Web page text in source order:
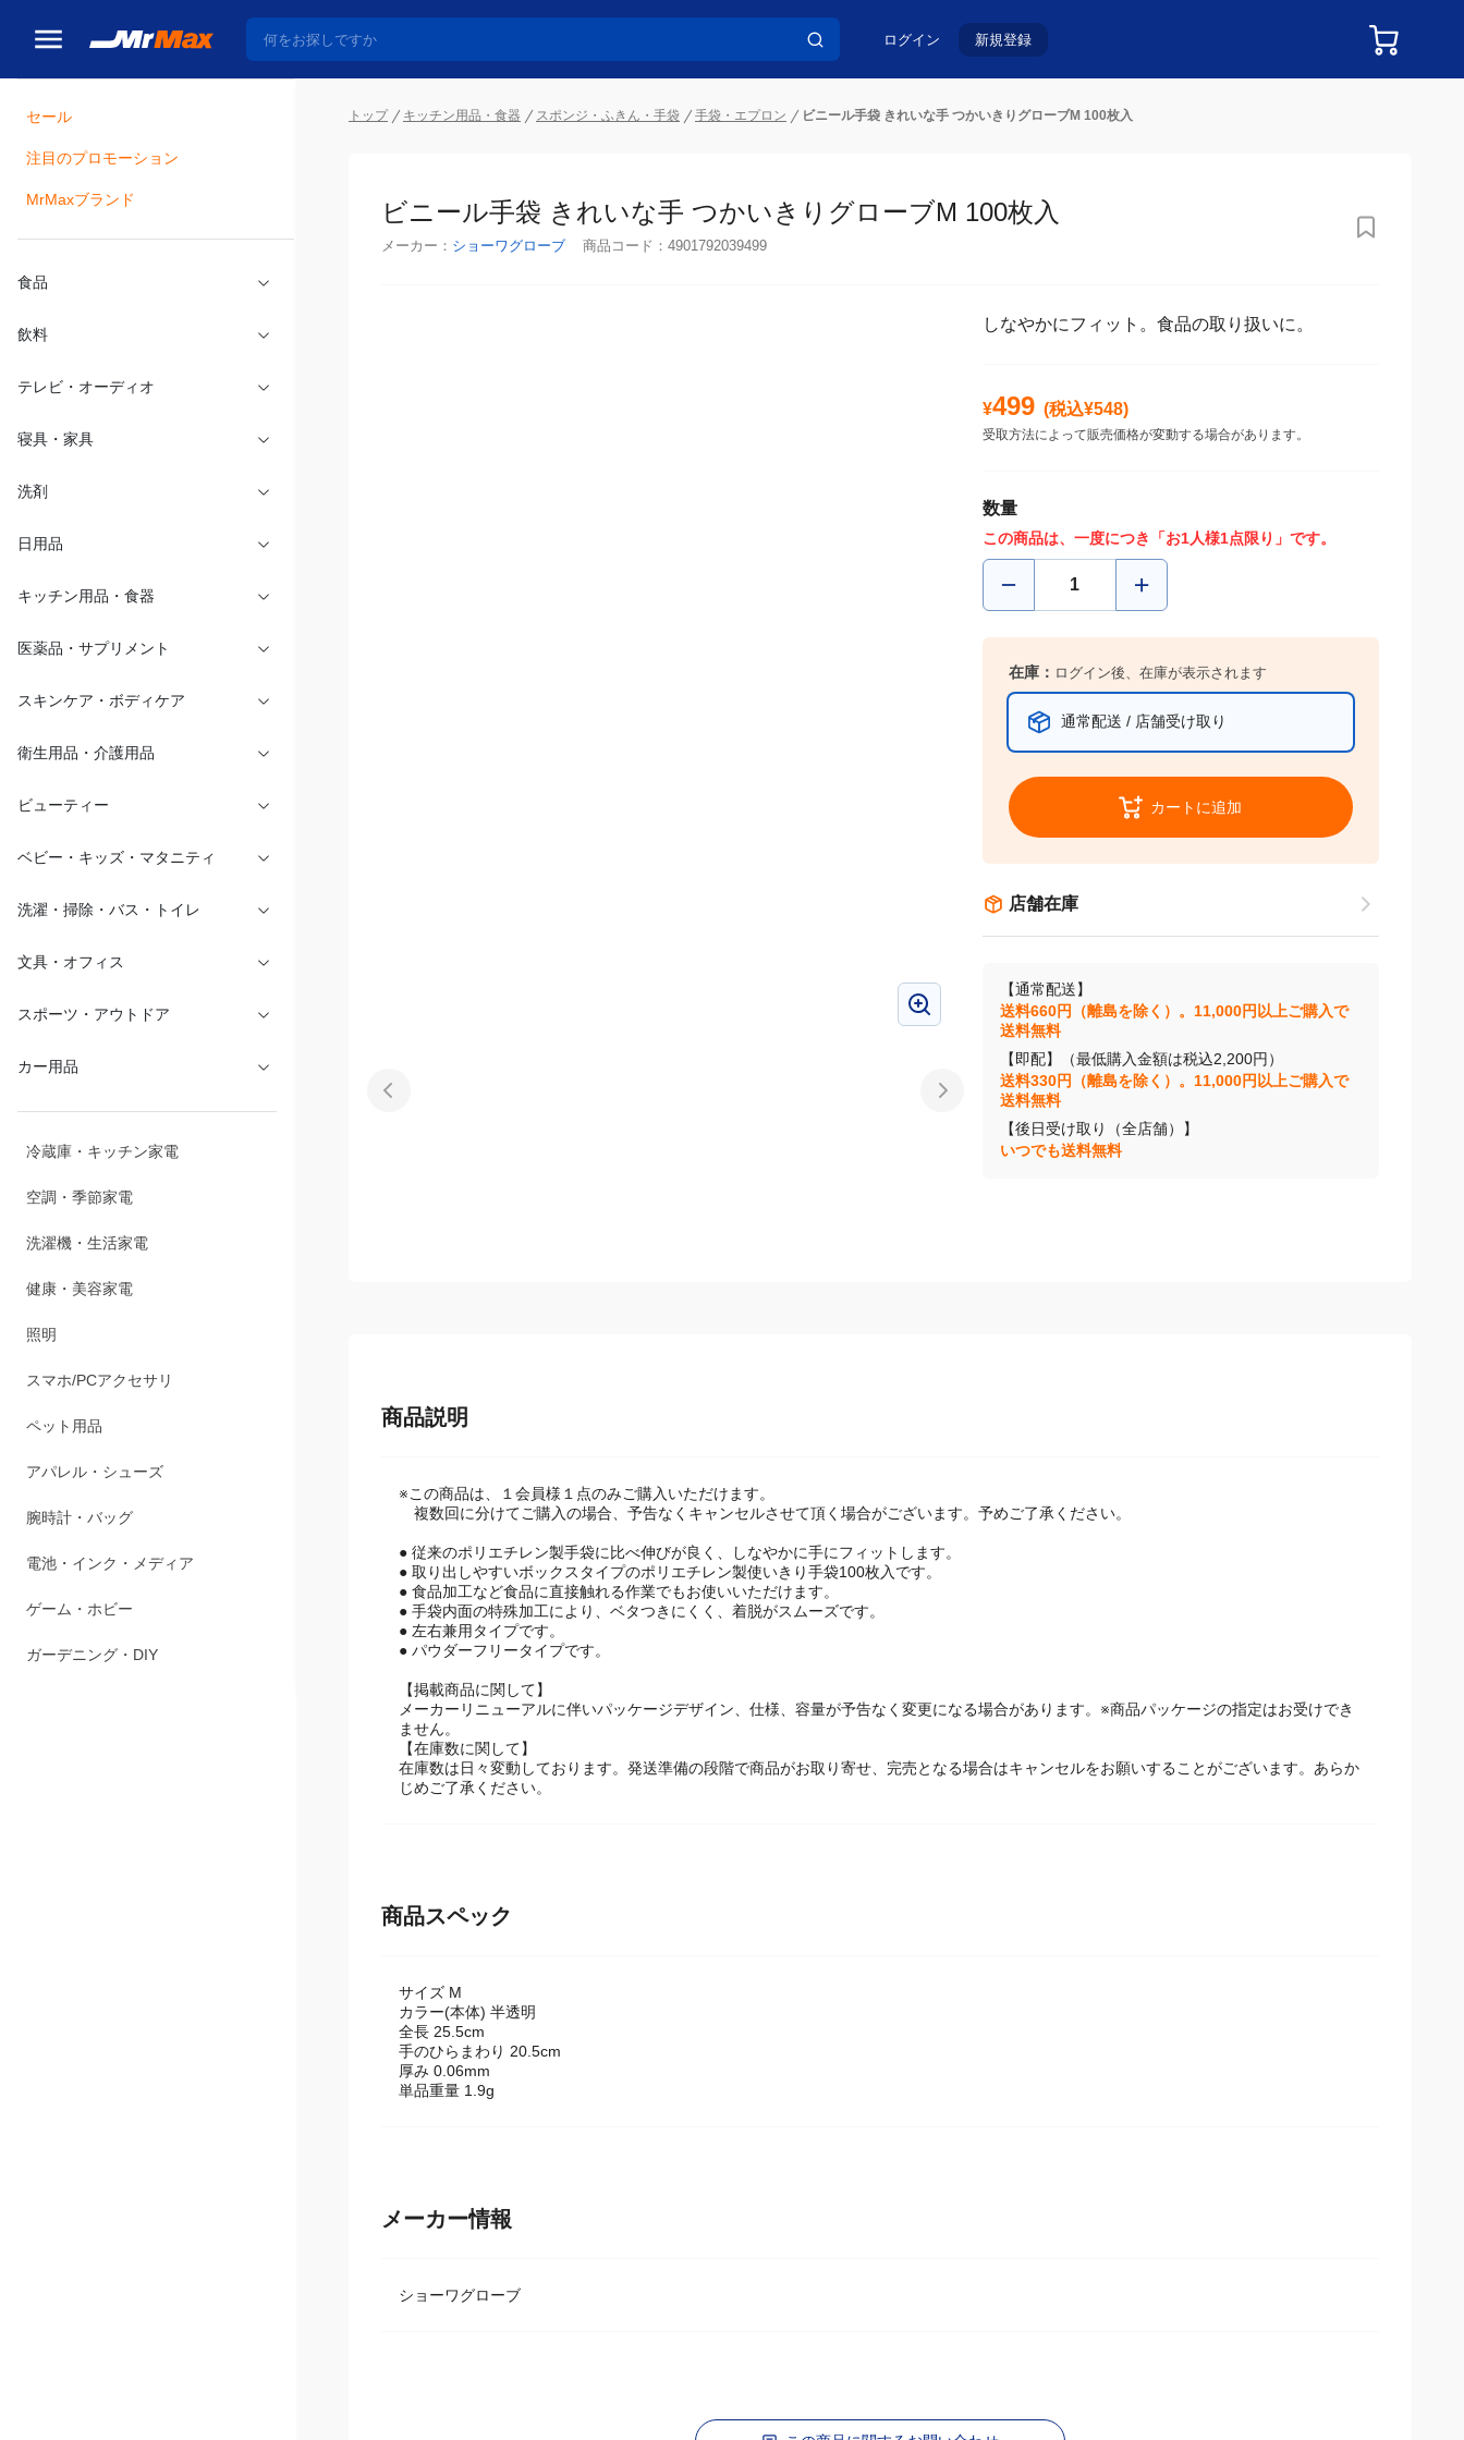
ログイン 新規登録
セール
注目のプロモーション
MrMaxブランド
食品
飲料
テレビ・オーディオ
寝具・家具
洗剤
日用品
カー用品
冷蔵庫・キッチン家電
空調・季節家電
洗濯機・生活家電
健康・美容家電
照明
スマホ/PCアクセサリ
トップ キッチン用品・食器 スポンジ・ふきん・手袋 手袋・エプロン ビニール手袋 きれいな手 つかいきりグローブM 100枚入
ビニール手袋 きれいな手 つかいきりグローブM 100枚入
メーカー： ショーワグローブ 商品コード： 4901792039499
しなやかにフィット。食品の取り扱いに。
¥499 (税込¥548)
受取方法によって販売価格が変動する場合があります。
数量
この商品は、一度につき「お1人様1点限り」です。
在庫： ログイン後、在庫が表示されます
通常配送 / 店舗受け取り
カートに追加
店舗在庫
【通常配送】
送料660円（離島を除く）。11,000円以上ご購入で
送料無料
【即配】（最低購入金額は税込2,200円）
送料330円（離島を除く）。11,000円以上ご購入で
送料無料
【後日受け取り（全店舗）】
※この商品は、１会員様１点のみご購入いただけます。
● 従来のポリエチレン製手袋に比べ伸びが良く、しなやかに手にフィットします。
● 取り出しやすいボックスタイプのポリエチレン製使いきり手袋100枚入です。
● 食品加工など食品に直接触れる作業でもお使いいただけます。
● 手袋内面の特殊加工により、ベタつきにくく、着脱がスムーズです。
● 左右兼用タイプです。
【掲載商品に関して】
メーカーリニューアルに伴いパッケージデザイン、仕様、容量が予告なく変更になる場合があります。※商品パッケージの指定はお受けでき
ません。
【在庫数に関して】
在庫数は日々変動しております。発送準備の段階で商品がお取り寄せ、完売となる場合はキャンセルをお願いすることがございます。あらか
サイズ M
カラー(本体) 半透明
全長 25.5cm
手のひらまわり 20.5cm
厚み 0.06mm